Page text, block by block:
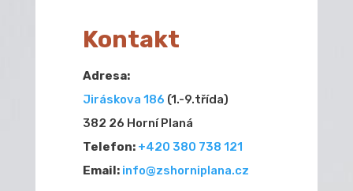
Kontakt
Adresa:
Jiráskova 186 (1.-9.třída)
382 26 Horní Planá
Telefon: +420 380 738 121
Email: info@zshorniplana.cz